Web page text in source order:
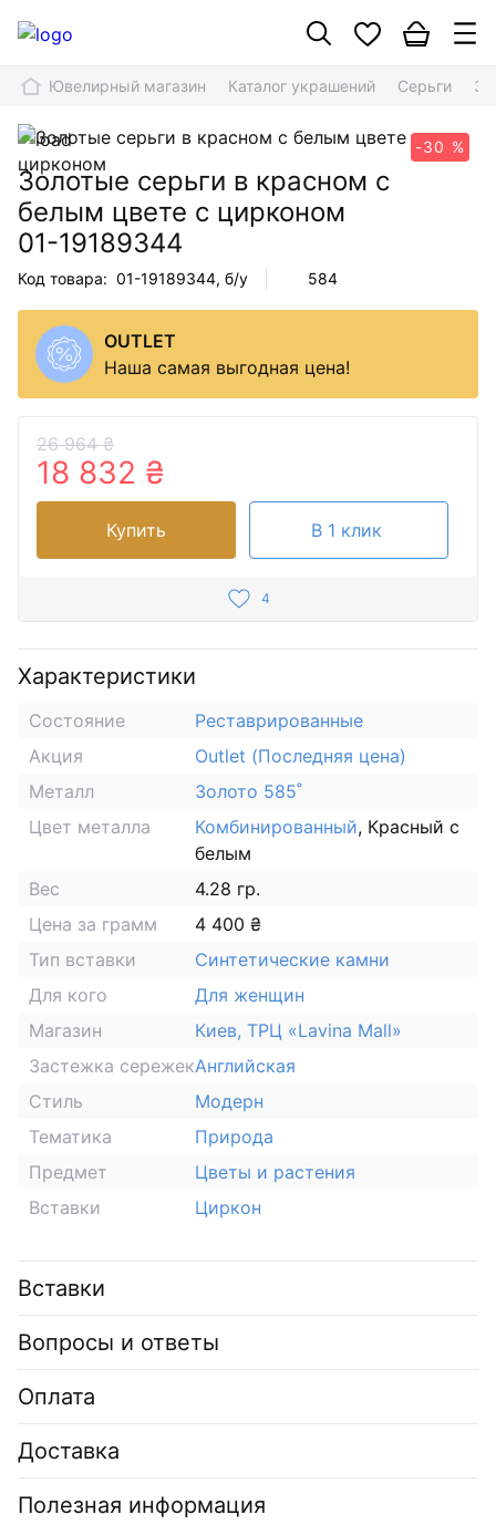
Ювелирный магазин Каталог украшений Серьги
-30 %
Золотые серьги в красном с
белым цвете с цирконом
01-19189344
Код товара: 01-19189344, б/у 584
OUTLET
Наша самая выгодная цена!
26 964 ₴
18 832 ₴
Купить В 1 клик
4
Характеристики
Состояние
Реставрированные
Акция
Outlet (Последняя цена)
Металл
Золото 585˚
Цвет металла
Комбинированный, Красный с
белым
Вес
4.28 гр.
Цена за грамм
4 400 ₴
Тип вставки
Синтетические камни
Для кого
Для женщин
Магазин
Киев, ТРЦ «Lavina Mall»
Застежка сережекАнглийская
Стиль
Модерн
Тематика
Природа
Предмет
Цветы и растения
Вставки
Циркон
Вставки
Вопросы и ответы
Оплата
Доставка
Полезная информация